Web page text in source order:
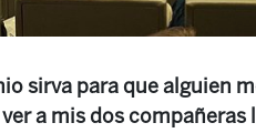
sirva para que alguien
a mis dos